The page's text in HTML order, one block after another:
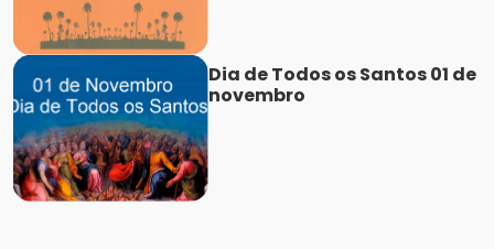
Dia de Todos os Santos 01 de
novembro